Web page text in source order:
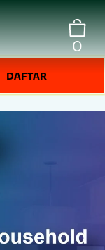
0
DAFTAR